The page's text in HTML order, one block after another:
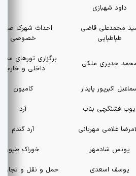
داود شهبازی
محمدعلی قاضی
طباطبایی
احداث شهرک
خصوصی
جدیری ملکی
برگزاری تورهای
داخلی و خارجی
اکبرپور پایدار کامیون
ایوب فشنگچی بناب آرد
غلامی مهربانی آرد گندم
یونس شادمهر خوراک طیور
یوسف اسعدی حمل و نقل و تجارت